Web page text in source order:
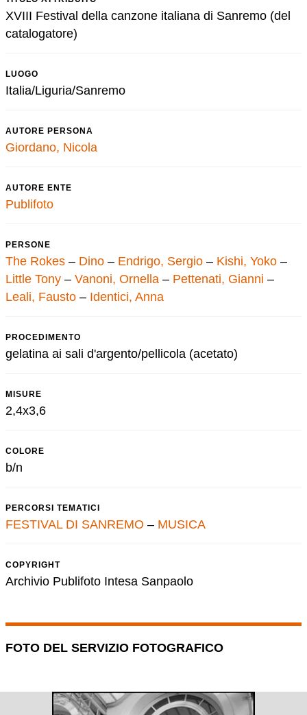
XVIII Festival della canzone italiana di Sanremo (del
catalogatore)
LUOGO
Italia/Liguria/Sanremo
AUTORE PERSONA
Giordano, Nicola
AUTORE ENTE
Publifoto
PERSONE
The Rokes – Dino – Endrigo, Sergio – Kishi, Yoko –
Little Tony – Vanoni, Ornella – Pettenati, Gianni –
Leali, Fausto – Identici, Anna
PROCEDIMENTO
gelatina ai sali d'argento/pellicola (acetato)
MISURE
2,4x3,6
COLORE
b/n
PERCORSI TEMATICI
FESTIVAL DI SANREMO – MUSICA
COPYRIGHT
Archivio Publifoto Intesa Sanpaolo
FOTO DEL SERVIZIO FOTOGRAFICO